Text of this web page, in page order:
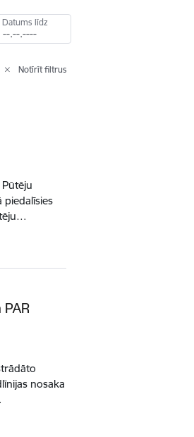
Datums līdz
Notīrīt filtrus
piedalīsies
nosaka